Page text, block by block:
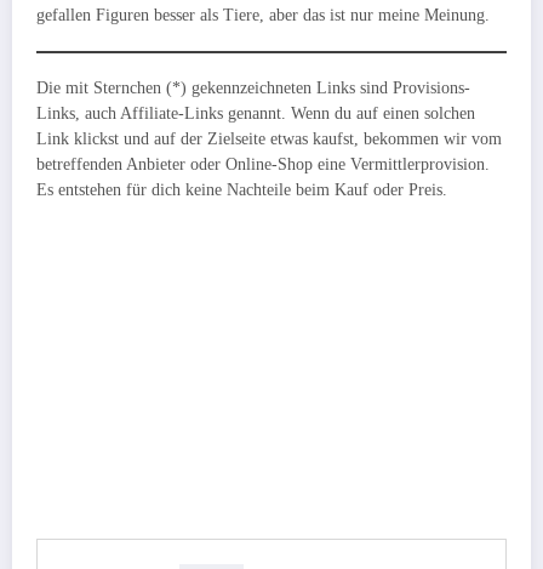
gefallen Figuren besser als Tiere, aber das ist nur meine Meinung.
Die mit Sternchen (*) gekennzeichneten Links sind Provisions-
Links, auch Affiliate-Links genannt. Wenn du auf einen solchen
Link klickst und auf der Zielseite etwas kaufst, bekommen wir vom
betreffenden Anbieter oder Online-Shop eine Vermittlerprovision.
Es entstehen für dich keine Nachteile beim Kauf oder Preis.